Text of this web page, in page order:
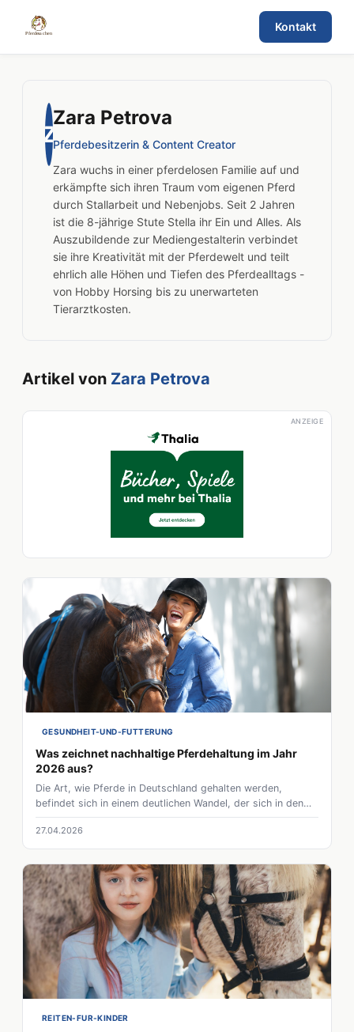
Kontakt
Z
Zara Petrova
Pferdebesitzerin & Content Creator
Zara wuchs in einer pferdelosen Familie auf und
erkämpfte sich ihren Traum vom eigenen Pferd
durch Stallarbeit und Nebenjobs. Seit 2 Jahren
ist die 8-jährige Stute Stella ihr Ein und Alles. Als
Auszubildende zur Mediengestalterin verbindet
sie ihre Kreativität mit der Pferdewelt und teilt
ehrlich alle Höhen und Tiefen des Pferdealltags -
von Hobby Horsing bis zu unerwarteten
Tierarztkosten.
Artikel von Zara Petrova
ANZEIGE
GESUNDHEIT-UND-FUTTERUNG
Was zeichnet nachhaltige Pferdehaltung im Jahr
2026 aus?
Die Art, wie Pferde in Deutschland gehalten werden,
befindet sich in einem deutlichen Wandel, der sich in den
letzten Jahren immer stärker abzeichnet und dazu führt,
dass althergebrachte Methoden zunehmend hinterfragt
werden, weil Pferdebesitzer und Stallbetreiber
gleichermaßen nach zeitgemäßen Lösungen suchen.
27.04.2026
REITEN-FUR-KINDER